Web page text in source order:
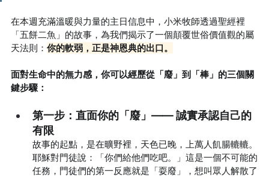
在本週充滿溫暖與力量的主日信息中，小米牧師透過聖經裡
「五餅二魚」的故事，為我們揭示了一個顛覆世俗價值觀的屬
天法則： 你的軟弱，正是神恩典的出口。
面對生命中的無力感，你可以經歷從「廢」到「棒」的三個關
鍵步驟：
第一步：直面你的「廢」—— 誠實承認自己的
有限
故事的起點，是在曠野裡，天色已晚，上萬人飢腸轆轆。
耶穌對門徒說：「你們給他們吃吧。」這是一個不可能的
任務，門徒們的第一反應就是「耍廢」，想叫眾人解散了